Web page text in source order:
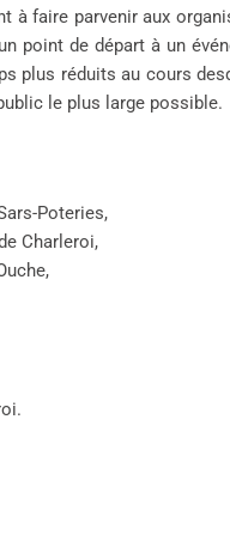
faire parvenir aux
point de départ à un
plus réduits au cours
le plus large possible.
Poteries,
Charleroi,